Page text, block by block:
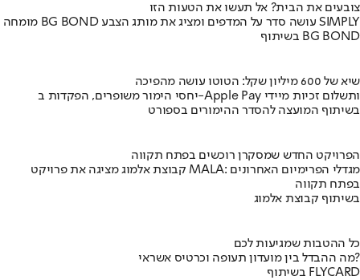
צובעים את הבית? אל תעשו את הטעות הזו
מומחה BG BOND עושה סדר על המדפים ומציג את מותג הצבע SIMPLY
בשיתוף BG BOND
שיא של 600 מיליון שקל: הטוטו עושה מהפיכה
יחסי הימור משופרים, הפקדות ב-Apple Pay ותשלום זכיות מיידי
בשיתוף המועצה להסדר ההימורים בספורט
הפרויקט החדש שמסקרן רוכשים בפתח תקווה
קבוצת אלמוג מציגה את פרויקט MALA: מגדלי הפרימיום האחרונים
בפתח תקווה
בשיתוף קבוצת אלמוג
כל ההטבות שמגיעות לכם
מה ההבדל בין מועדון תעופה וכרטיס אשראי?
בשיתוף FLYCARD